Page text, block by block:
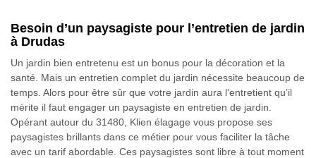
Besoin d’un paysagiste pour l’entretien de jardin
à Drudas
Un jardin bien entretenu est un bonus pour la décoration et la
santé. Mais un entretien complet du jardin nécessite beaucoup de
temps. Alors pour être sûr que votre jardin aura l’entretient qu’il
mérite il faut engager un paysagiste en entretien de jardin.
Opérant autour du 31480, Klien élagage vous propose ses
paysagistes brillants dans ce métier pour vous faciliter la tâche
avec un tarif abordable. Ces paysagistes sont libre à tout moment